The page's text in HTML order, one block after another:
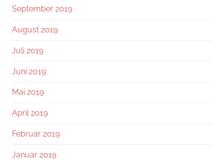
September 2019
August 2019
Juli 2019
Juni 2019
Mai 2019
April 2019
Februar 2019
Januar 2019